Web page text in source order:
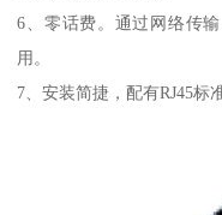
6、零话费。通过网络传
用。
7、安装简捷，配有RJ45标